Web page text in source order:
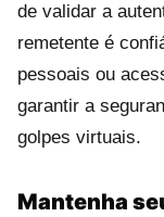
de validar a
remetente é
pessoais ou
garantir a
golpes virtuais.
Mantenha